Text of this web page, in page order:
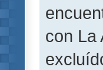
con La